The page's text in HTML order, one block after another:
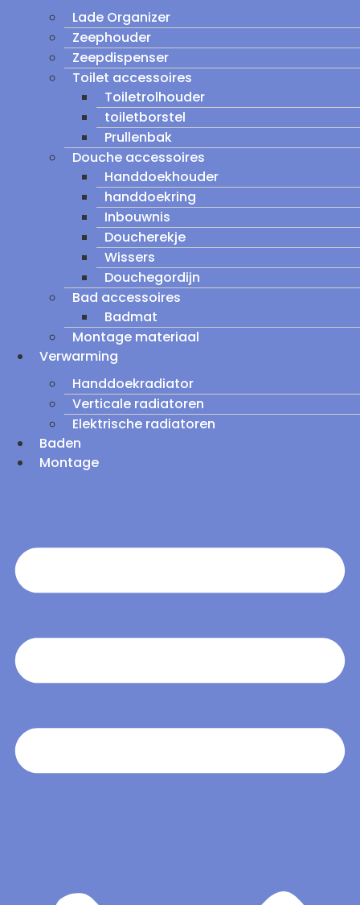
Lade Organizer
Zeephouder
Zeepdispenser
Toilet accessoires
Toiletrolhouder
toiletborstel
Prullenbak
Douche accessoires
Handdoekhouder
handdoekring
Inbouwnis
Doucherekje
Wissers
Douchegordijn
Bad accessoires
Badmat
Montage materiaal
Verwarming
Handdoekradiator
Verticale radiatoren
Elektrische radiatoren
Baden
Montage